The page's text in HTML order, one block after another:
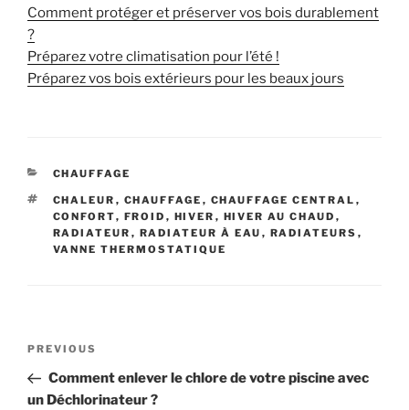
Comment protéger et préserver vos bois durablement
?
Préparez votre climatisation pour l’été !
Préparez vos bois extérieurs pour les beaux jours
CATEGORIES
CHAUFFAGE
TAGS
CHALEUR , CHAUFFAGE , CHAUFFAGE CENTRAL ,
CONFORT, FROID , HIVER , HIVER AU CHAUD ,
RADIATEUR , RADIATEUR À EAU , RADIATEURS ,
VANNE THERMOSTATIQUE
Navigation
l’article
Previous
Post
PREVIOUS
Comment enlever le chlore de votre piscine avec
un Déchlorinateur ?